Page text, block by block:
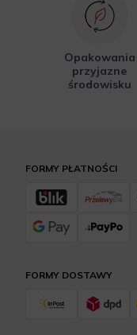
Opakowania
przyjazne
środowisku
FORMY DOSTAWY
FORMY PŁATNOŚCI